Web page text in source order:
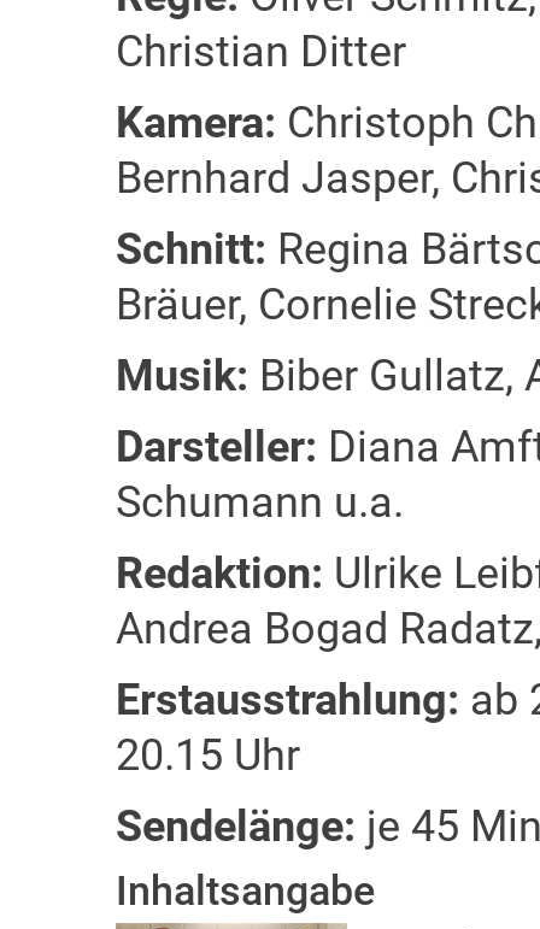
Christian Ditter
Kamera: Christoph
Bernhard Jasper,
Schnitt: Regina
Bräuer, Cornelie
Musik: Biber Gullatz,
Darsteller: Diana
Schumann u.a.
Redaktion: Ulrike
Andrea Bogad
Erstausstrahlung: ab
20.15 Uhr
Sendelänge: je 45
Inhaltsangabe